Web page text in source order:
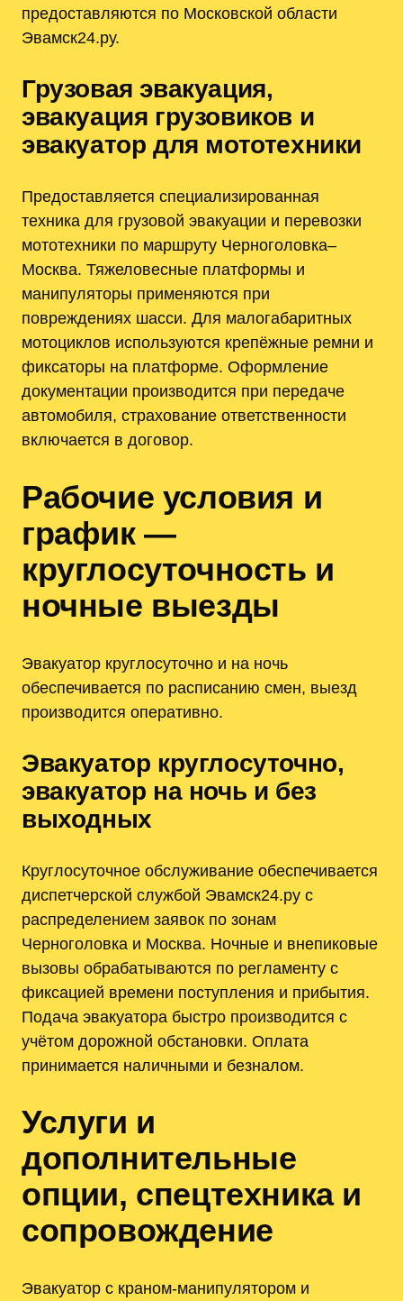
предоставляются по Московской области
Эвамск24.ру.
Грузовая эвакуация,
эвакуация грузовиков и
эвакуатор для мототехники
Предоставляется специализированная
техника для грузовой эвакуации и перевозки
мототехники по маршруту Черноголовка–
Москва. Тяжеловесные платформы и
манипуляторы применяются при
повреждениях шасси. Для малогабаритных
мотоциклов используются крепёжные ремни и
фиксаторы на платформе. Оформление
документации производится при передаче
автомобиля, страхование ответственности
включается в договор.
Рабочие условия и
график —
круглосуточность и
ночные выезды
Эвакуатор круглосуточно и на ночь
обеспечивается по расписанию смен, выезд
производится оперативно.
Эвакуатор круглосуточно,
эвакуатор на ночь и без
выходных
Круглосуточное обслуживание обеспечивается
диспетчерской службой Эвамск24.ру с
распределением заявок по зонам
Черноголовка и Москва. Ночные и внепиковые
вызовы обрабатываются по регламенту с
фиксацией времени поступления и прибытия.
Подача эвакуатора быстро производится с
учётом дорожной обстановки. Оплата
принимается наличными и безналом.
Услуги и
дополнительные
опции, спецтехника и
сопровождение
Эвакуатор с краном-манипулятором и